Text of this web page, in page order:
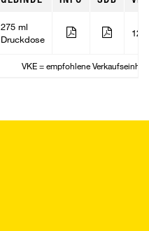
275 ml
Druckdose
12
VKE = empfohlene Verkaufseinheit